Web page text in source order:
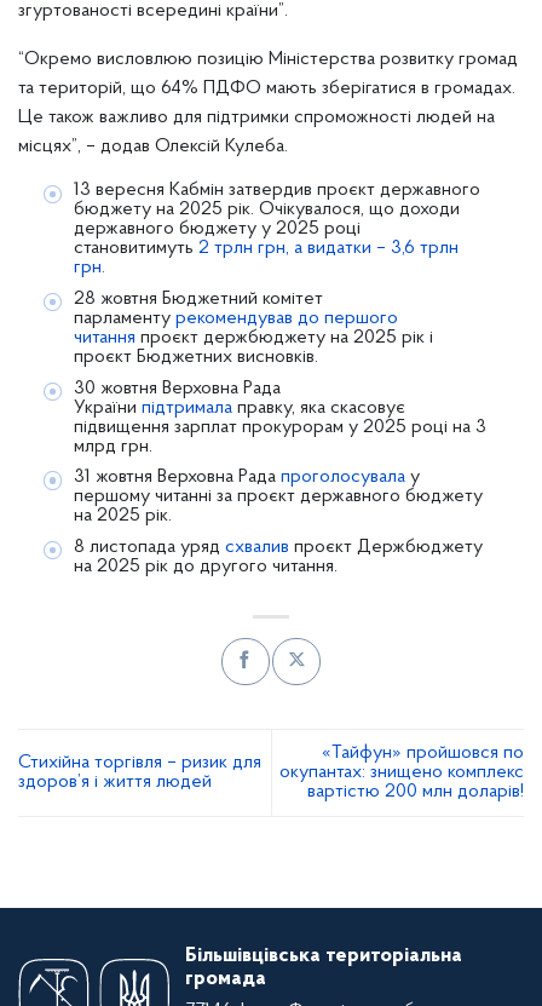
згуртованості всередині країни”.
“Окремо висловлюю позицію Міністерства розвитку громад
та територій, що 64% ПДФО мають зберігатися в громадах.
Це також важливо для підтримки спроможності людей на
місцях”, – додав Олексій Кулеба.
13 вересня Кабмін затвердив проєкт державного
бюджету на 2025 рік. Очікувалося, що доходи
державного бюджету у 2025 році
становитимуть2 трлн грн, а видатки – 3,6 трлн
грн.
28 жовтня Бюджетний комітет
парламентурекомендував до першого
читання проєкт держбюджету на 2025 рік і
проєкт Бюджетних висновків.
30 жовтня Верховна Рада
Українипідтримала правку, яка скасовує
підвищення зарплат прокурорам у 2025 році на 3
млрд грн.
31 жовтня Верховна Радапроголосувала у
першому читанні за проєкт державного бюджету
на 2025 рік.
8 листопада урядсхвалив проєкт Держбюджету
на 2025 рік до другого читання.
Стихійна торгівля – ризик для
здоров’я і життя людей
«Тайфун» пройшовся по
окупантах: знищено комплекс
вартістю 200 млн доларів!
Більшівцівська територіальна
громада